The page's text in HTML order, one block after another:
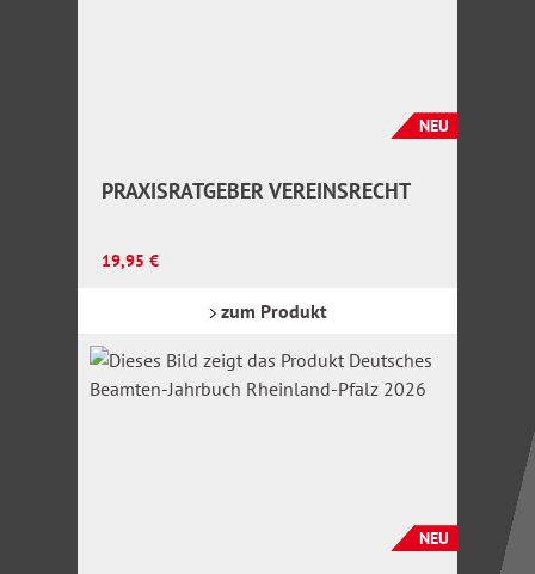
NEU
PRAXISRATGEBER VEREINSRECHT
Regulärer Preis:
19,95 €
zum Produkt
NEU